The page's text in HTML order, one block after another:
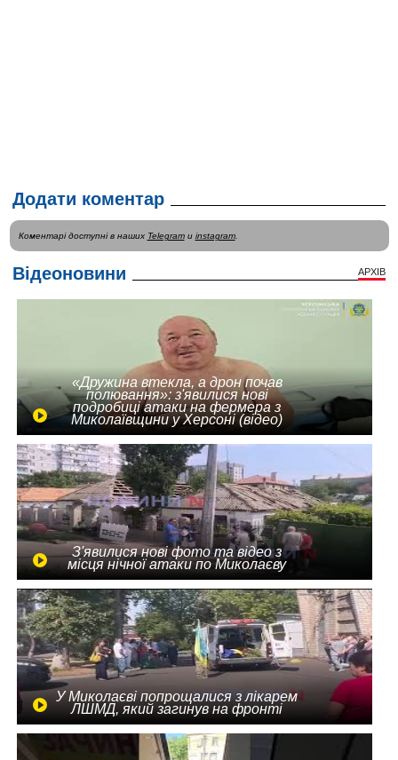
Додати коментар
Коментарі доступні в наших Telegramи instagram.
Відеоновини АРХІВ
«Дружина втекла, а дрон почав
полювання»: з'явилися нові
подробиці атаки на фермера з
Миколаївщини у Херсоні (відео)
З'явилися нові фото та відео з
місця нічної атаки по Миколаєву
У Миколаєві попрощалися з лікарем
ЛШМД, який загинув на фронті